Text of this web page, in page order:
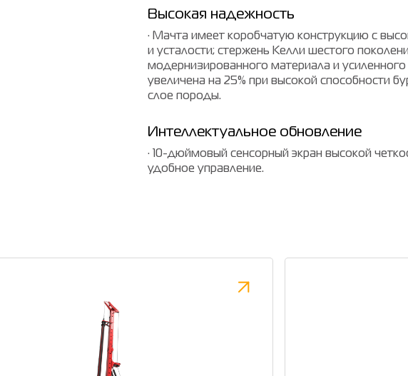
Высокая надежность
· Мачта имеет коробчатую конструкцию с
и усталости; стержень Келли шестого
модернизированного материала и
увеличена на 25% при высокой способности
слое породы.
Интеллектуальное обновление
· 10-дюймовый сенсорный экран высокой
удобное управление.